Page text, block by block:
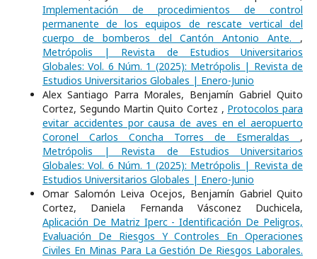
Implementación de procedimientos de control
permanente de los equipos de rescate vertical del
cuerpo de bomberos del Cantón Antonio Ante. ,
Metrópolis | Revista de Estudios Universitarios
Globales: Vol. 6 Núm. 1 (2025): Metrópolis | Revista de
Estudios Universitarios Globales | Enero-Junio
Alex Santiago Parra Morales, Benjamín Gabriel Quito
Cortez, Segundo Martin Quito Cortez , Protocolos para
evitar accidentes por causa de aves en el aeropuerto
Coronel Carlos Concha Torres de Esmeraldas ,
Metrópolis | Revista de Estudios Universitarios
Globales: Vol. 6 Núm. 1 (2025): Metrópolis | Revista de
Estudios Universitarios Globales | Enero-Junio
Omar Salomón Leiva Ocejos, Benjamín Gabriel Quito
Cortez, Daniela Fernanda Vásconez Duchicela,
Aplicación De Matriz Iperc - Identificación De Peligros,
Evaluación De Riesgos Y Controles En Operaciones
Civiles En Minas Para La Gestión De Riesgos Laborales.